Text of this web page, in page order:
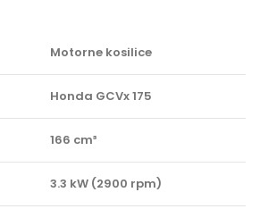
Motorne kosilice
Honda GCVx 175
166 cm³
3.3 kW (2900 rpm)